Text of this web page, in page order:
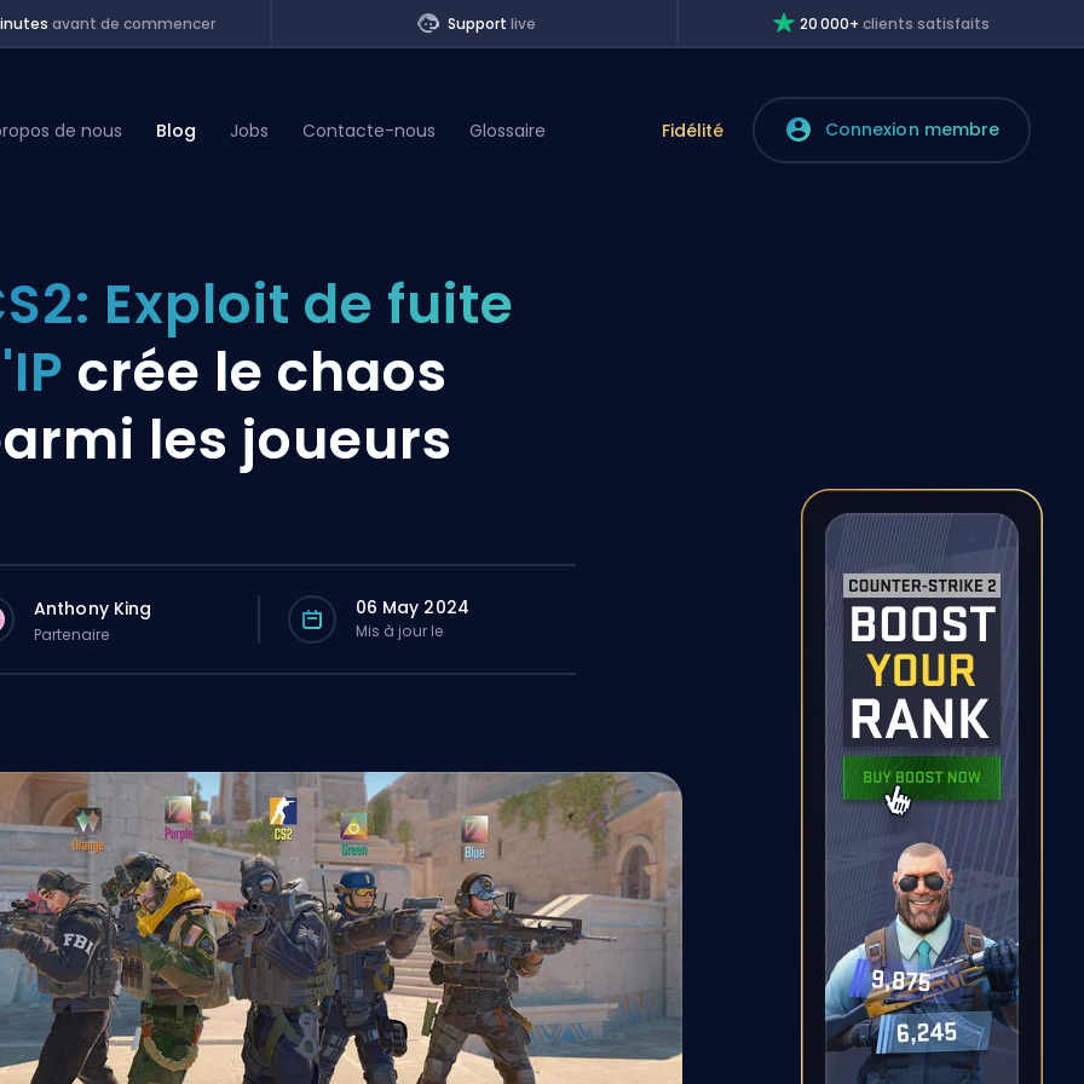
avant de commencer Support live 20 000+clients satisfaits
de nous Blog Jobs Contacte-nous Glossaire Fidélité Connexion membre
Exploit de fuite
crée le chaos
les joueurs
Anthony King
Partenaire
06 May 2024
Mis à jour le